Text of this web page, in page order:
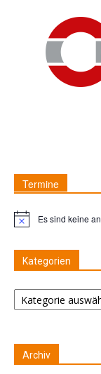
Termine
HinweisEs sind keine
Kategorien
Kategorien
Archiv